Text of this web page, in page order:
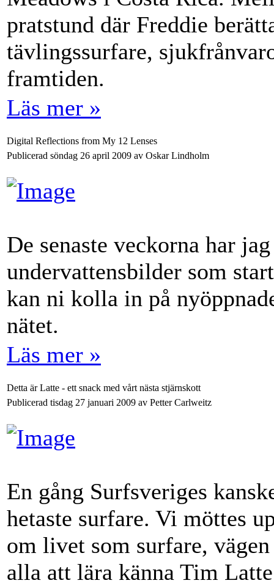
pratstund där Freddie
tävlingssurfare,
framtiden.
Läs mer »
Digital Reflections from My 12 Lenses
Publicerad söndag 26 april 2009 av Oskar Lindholm
De senaste veckorna har
undervattensbilder som
kan ni kolla in på
nätet.
Läs mer »
Detta är Latte - ett snack med vårt nästa stjärnskott
Publicerad tisdag 27 januari 2009 av Petter Carlweitz
En gång Surfsveriges
hetaste surfare. Vi möttes
om livet som surfare,
alla att lära känna Tim